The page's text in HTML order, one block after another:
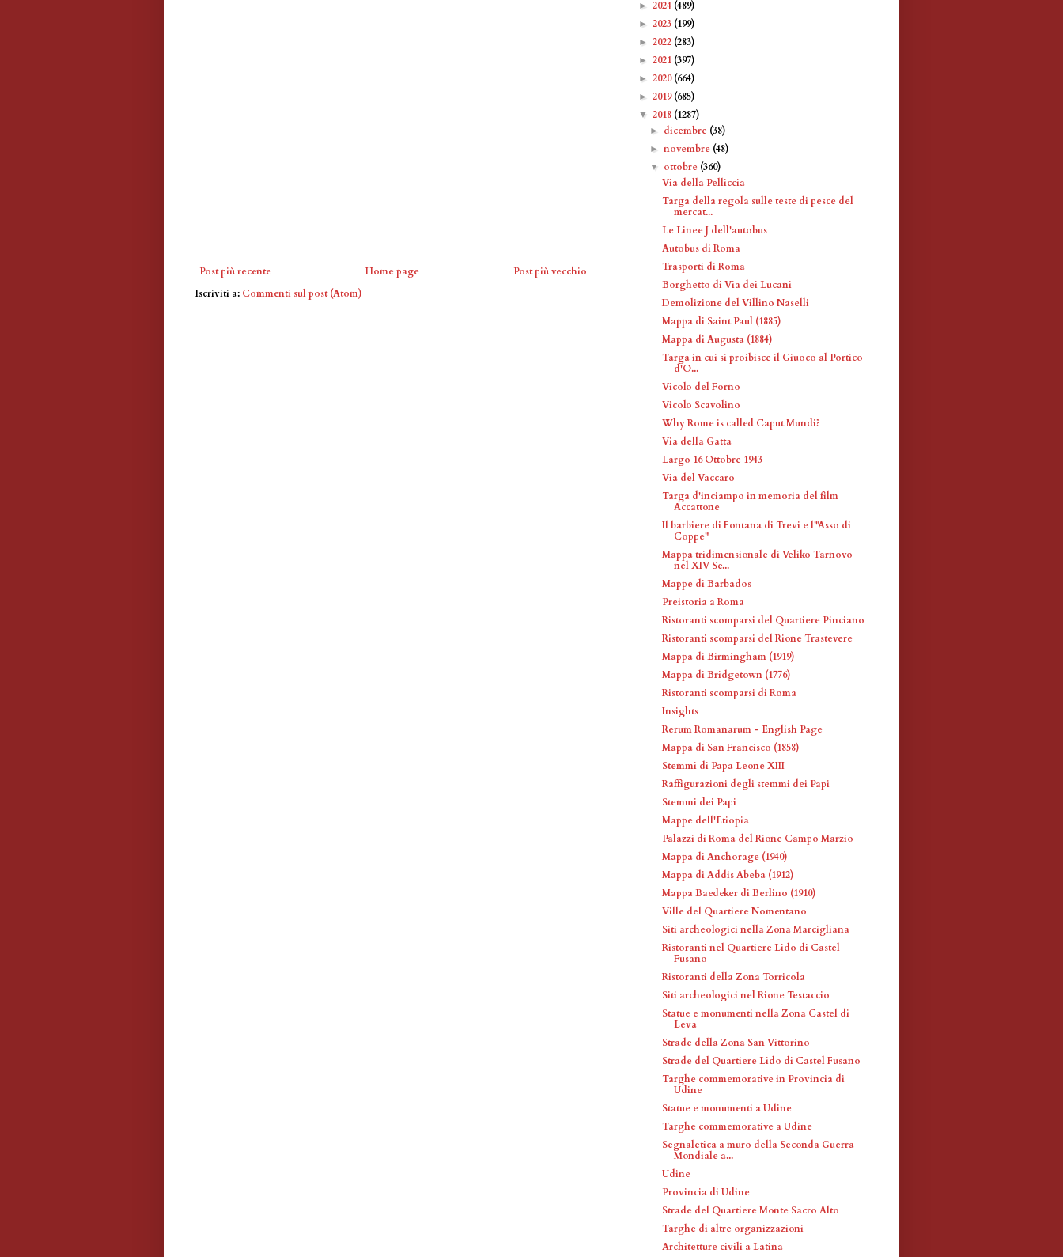
Post più recente Post più vecchio
Home page
Iscriviti a: Commenti sul post (Atom)
► 2024 (489)
► 2023 (199)
► 2022 (283)
► 2021 (397)
► 2020(664)
► 2019(685)
▼ 2018 (1287)
► dicembre (38)
►novembre (48)
▼ ottobre (360)
Via della Pelliccia
Targa della regola sulle teste di pesce del
mercat...
Le Linee J dell'autobus
Autobus di Roma
Trasporti di Roma
Borghetto di Via dei Lucani
Demolizione del Villino Naselli
Mappa di Saint Paul (1885)
Mappa di Augusta (1884)
Targa in cui si proibisce il Giuoco al Portico
d'O...
Vicolo del Forno
Vicolo Scavolino
Why Rome is called Caput Mundi?
Via della Gatta
Largo 16 Ottobre 1943
Via del Vaccaro
Targa d'inciampo in memoria del film
Accattone
Il barbiere di Fontana di Trevi e l'"Asso di
Coppe"
Mappa tridimensionale di Veliko Tarnovo
nel XIV Se...
Mappe di Barbados
Preistoria a Roma
Ristoranti scomparsi del Quartiere Pinciano
Ristoranti scomparsi del Rione Trastevere
Mappa di Birmingham (1919)
Mappa di Bridgetown (1776)
Ristoranti scomparsi di Roma
Insights
Rerum Romanarum - English Page
Mappa di San Francisco (1858)
Stemmi di Papa Leone XIII
Raffigurazioni degli stemmi dei Papi
Stemmi dei Papi
Mappe dell'Etiopia
Palazzi di Roma del Rione Campo Marzio
Mappa di Anchorage (1940)
Mappa di Addis Abeba (1912)
Mappa Baedeker di Berlino (1910)
Ville del Quartiere Nomentano
Siti archeologici nella Zona Marcigliana
Ristoranti nel Quartiere Lido di Castel
Fusano
Ristoranti della Zona Torricola
Siti archeologici nel Rione Testaccio
Statue e monumenti nella Zona Castel di
Leva
Strade della Zona San Vittorino
Strade del Quartiere Lido di Castel Fusano
Targhe commemorative in Provincia di
Udine
Statue e monumenti a Udine
Targhe commemorative a Udine
Segnaletica a muro della Seconda Guerra
Mondiale a...
Udine
Provincia di Udine
Strade del Quartiere Monte Sacro Alto
Targhe di altre organizzazioni
Architetture civili a Latina